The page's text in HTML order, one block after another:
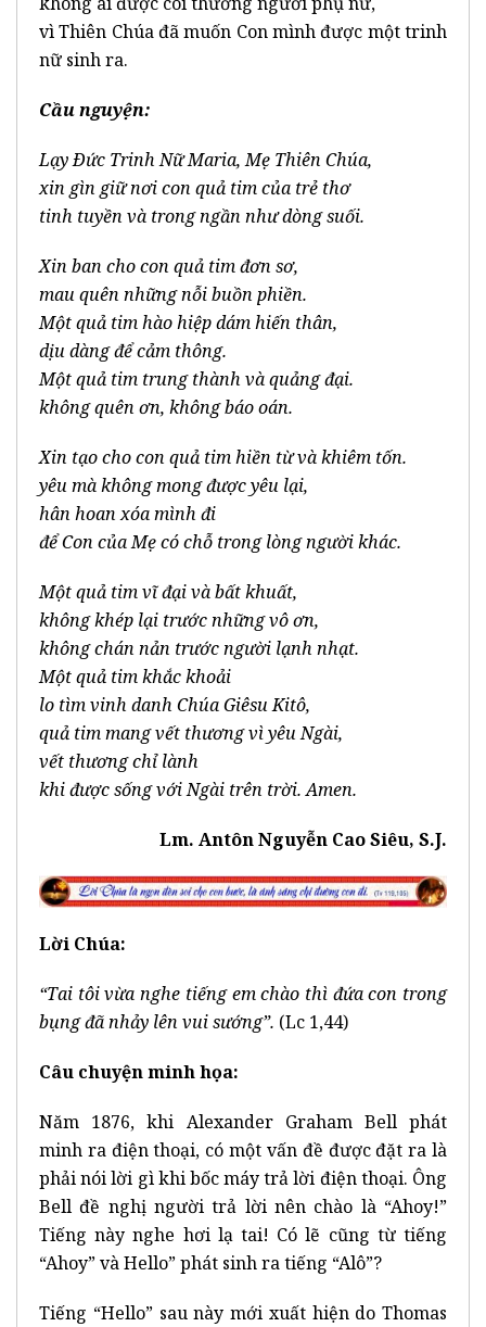
vì Thiên Chúa đã muốn Con mình được một trinh
nữ sinh ra.
Cầu nguyện:
Lạy Ðức Trinh Nữ Maria, Mẹ Thiên Chúa,
xin gìn giữ nơi con quả tim của trẻ thơ
tinh tuyền và trong ngần như dòng suối.
Xin ban cho con quả tim đơn sơ,
mau quên những nỗi buồn phiền.
Một quả tim hào hiệp dám hiến thân,
dịu dàng để cảm thông.
Một quả tim trung thành và quảng đại.
không quên ơn, không báo oán.
Xin tạo cho con quả tim hiền từ và khiêm tốn.
yêu mà không mong được yêu lại,
hân hoan xóa mình đi
để Con của Mẹ có chỗ trong lòng người khác.
Một quả tim vĩ đại và bất khuất,
không khép lại trước những vô ơn,
không chán nản trước người lạnh nhạt.
Một quả tim khắc khoải
lo tìm vinh danh Chúa Giêsu Kitô,
quả tim mang vết thương vì yêu Ngài,
vết thương chỉ lành
khi được sống với Ngài trên trời. Amen.
Lm. Antôn Nguyễn Cao Siêu, S.J.
Lời Chúa:
“Tai tôi vừa nghe tiếng em chào thì đứa con trong
bụng đã nhảy lên vui sướng”. (Lc 1,44)
Câu chuyện minh họa:
Năm 1876, khi Alexander Graham Bell phát
minh ra điện thoại, có một vấn đề được đặt ra là
phải nói lời gì khi bốc máy trả lời điện thoại. Ông
Bell đề nghị người trả lời nên chào là “Ahoy!”
Tiếng này nghe hơi lạ tai! Có lẽ cũng từ tiếng
“Ahoy” và Hello” phát sinh ra tiếng “Alô”?
Tiếng “Hello” sau này mới xuất hiện do Thomas